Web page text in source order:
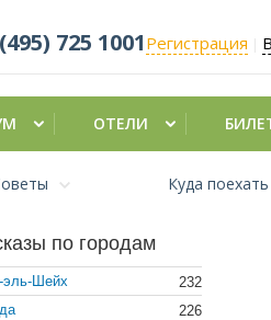
725 1001 Регистрация
ОТЕЛИ
Куда поехать
по городам
Шейх
232
226